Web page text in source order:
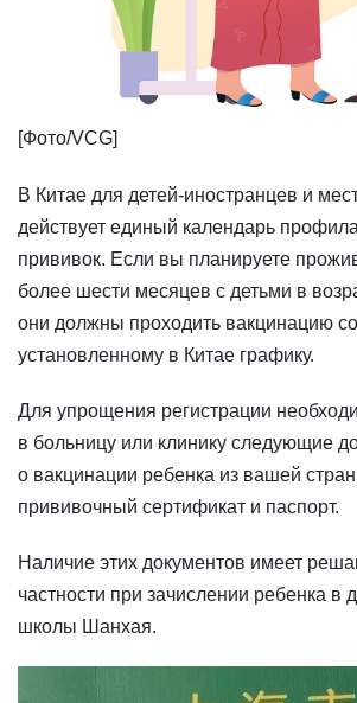
[Фото/VCG]
​В Китае для детей-иностранцев и
действует единый календарь
прививок. Если вы планируете
более шести месяцев с детьми в
они должны проходить вакцинацию
установленному в Китае графику.
Для упрощения регистрации
в больницу или клинику следующие
о вакцинации ребенка из вашей
прививочный сертификат и паспорт.
Наличие этих документов имеет
частности при зачислении ребенка в
школы Шанхая.